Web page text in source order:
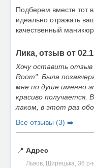
Подберем вместе тот
идеально отражать
качественный
Лика, отзыв от
Хочу оставить
Room". Была
мне по душе именно
красиво получается.
лаком, в этот раз
Все отзывы (3) ➡️
📍 Адрес
Львов, Щирецька, 36